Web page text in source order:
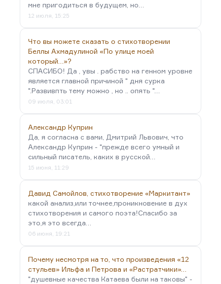
мне пригодиться в будущем, но…
12 июля, 15:25
Что вы можете сказать о стихотворении
Беллы Ахмадулиной «По улице моей
который…»?
СПАСИБО! Да , увы . рабство на генном уровне
является главной причиной " дня сурка
".Развивпть тему можно , но .. опять "…
09 июля, 03:01
Александр Куприн
Да, я согласна с вами, Дмитрий Львович, что
Александр Куприн - "прежде всего умный и
сильный писатель, каких в русской…
15 июня, 11:29
Давид Самойлов, стихотворение «Маркитант»
какой анализ,или точнее,проникновение в дух
стихотворения и самого поэта!Спасибо за
это,я это всегда…
06 июня, 19:21
Почему несмотря на то, что произведения «12
стульев» Ильфа и Петрова и «Растратчики»…
"душевные качества Катаева были на таковы" -